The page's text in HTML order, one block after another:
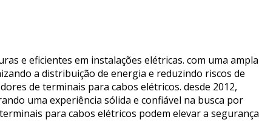
e eficientes em instalações elétricas. com uma ampla
a distribuição de energia e reduzindo riscos de
de terminais para cabos elétricos. desde 2012,
uma experiência sólida e confiável na busca por
para cabos elétricos podem elevar a segurança